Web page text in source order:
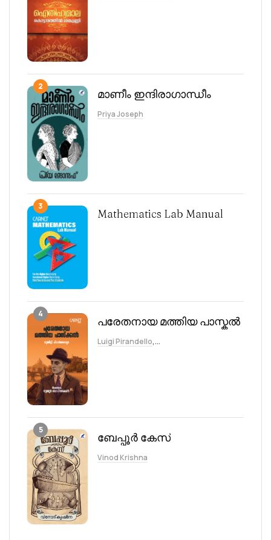
2
മാണീം ഇന്ദിരാഗാന്ധീം
Priya Joseph
3
Mathematics Lab Manual
4
പരേതനായ മത്തിയ പാസ്കൽ
Luigi Pirandello,
5
ബേപ്പൂര്‍ കേസ്
Vinod Krishna